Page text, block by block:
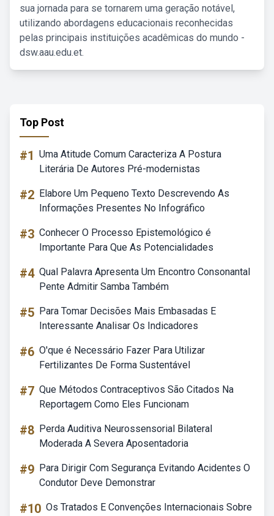
sua jornada para se tornarem uma geração notável,
utilizando abordagens educacionais reconhecidas
pelas principais instituições acadêmicas do mundo -
dsw.aau.edu.et.
Top Post
#1 Uma Atitude Comum Caracteriza A Postura
Literária De Autores Pré-modernistas
#2 Elabore Um Pequeno Texto Descrevendo As
Informações Presentes No Infográfico
#3 Conhecer O Processo Epistemológico é
Importante Para Que As Potencialidades
#4 Qual Palavra Apresenta Um Encontro Consonantal
Pente Admitir Samba Também
#5 Para Tomar Decisões Mais Embasadas E
Interessante Analisar Os Indicadores
#6 O'que é Necessário Fazer Para Utilizar
Fertilizantes De Forma Sustentável
#7 Que Métodos Contraceptivos São Citados Na
Reportagem Como Eles Funcionam
#8 Perda Auditiva Neurossensorial Bilateral
Moderada A Severa Aposentadoria
#9 Para Dirigir Com Segurança Evitando Acidentes O
Condutor Deve Demonstrar
#10 Os Tratados E Convenções Internacionais Sobre